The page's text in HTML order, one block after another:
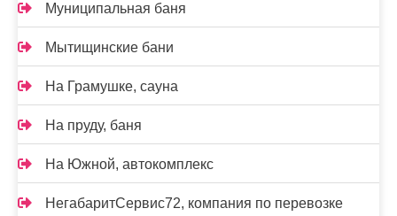
Муниципальная баня
Мытищинские бани
На Грамушке, сауна
На пруду, баня
На Южной, автокомплекс
НегабаритСервис72, компания по перевозке